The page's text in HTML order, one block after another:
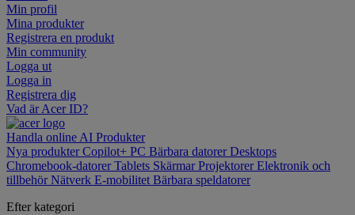
Min profil
Mina produkter
Registrera en produkt
Min community
Logga ut
Logga in
Registrera dig
Vad är Acer ID?
Handla online AI Produkter
Nya produkterCopilot+ PC Bärbara datorerDesktops
Chromebook-datorerTablets SkärmarProjektorerElektronik och
tillbehörNätverk E-mobilitet Bärbara speldatorer
Efter kategori